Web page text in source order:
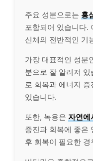
주요 성분으로는 홍
포함되어 있습니다.
신체의 전반적인 기
가장 대표적인 성분
분으로 잘 알려져
로 회복과 에너지
있습니다.
또한, 녹용은 자연에
증진과 회복에 좋은
후 회복이 필요한